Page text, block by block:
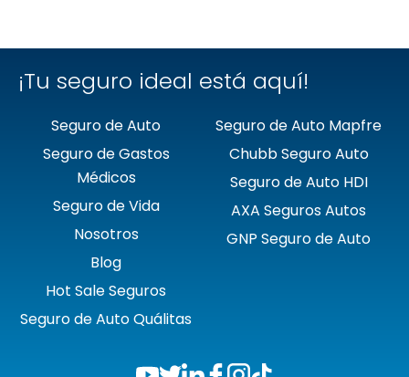
¡Tu seguro ideal está aquí!
Seguro de Auto
Seguro de Gastos
Médicos
Seguro de Vida
Nosotros
Blog
Hot Sale Seguros
Seguro de Auto Quálitas
Seguro de Auto Mapfre
Chubb Seguro Auto
Seguro de Auto HDI
AXA Seguros Autos
GNP Seguro de Auto